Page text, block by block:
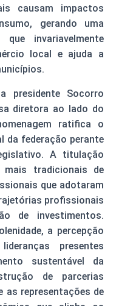
causam impactos
gerando uma
invariavelmente
local e ajuda a
presidente Socorro
diretora ao lado do
ratifica o
da federação perante
A titulação
tradicionais de
que adotaram
profissionais
de investimentos.
a percepção
presentes
sustentável da
de parcerias
as representações de